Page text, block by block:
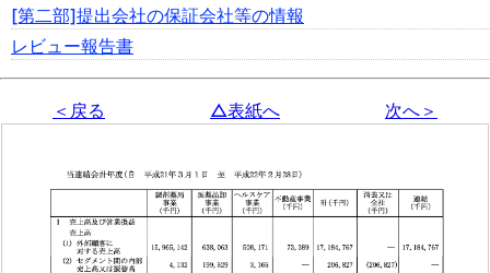
[第二部]提出会社の保証会社等の情報
レビュー報告書
＜戻る △表紙へ 次へ＞